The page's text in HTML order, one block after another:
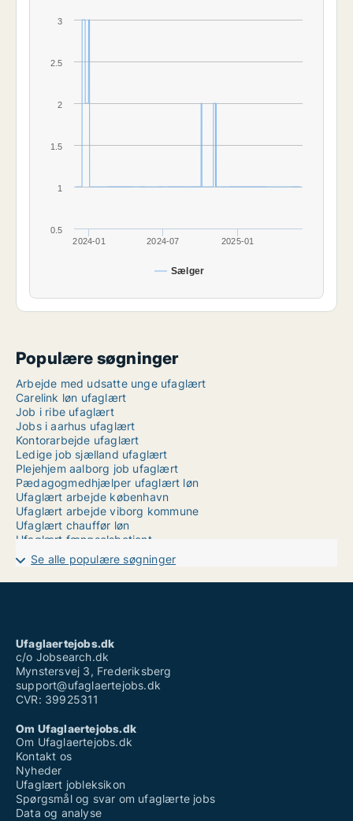
Sælger
2024-01 2024-07 2025-01
0.5
1
1.5
2
2.5
3
Populære søgninger
Arbejde med udsatte unge ufaglært
Carelink løn ufaglært
Job i ribe ufaglært
Jobs i aarhus ufaglært
Kontorarbejde ufaglært
Ledige job sjælland ufaglært
Plejehjem aalborg job ufaglært
Pædagogmedhjælper ufaglært løn
Ufaglært arbejde københavn
Ufaglært arbejde viborg kommune
Ufaglært chauffør løn
Ufaglært fængselsbetjent
Ufaglært i hjemmeplejen løn
Ufaglært job i aarhus
Ufaglært job langeland
Ufaglært novo nordisk
Ufaglært plejehjemsmedhjælper
Se alle populære søgninger
Ufaglaertejobs.dk
c/o Jobsearch.dk
Mynstersvej 3, Frederiksberg
support@ufaglaertejobs.dk
CVR: 39925311
Om Ufaglaertejobs.dk
Om Ufaglaertejobs.dk
Kontakt os
Nyheder
Ufaglært jobleksikon
Spørgsmål og svar om ufaglærte jobs
Data og analyse